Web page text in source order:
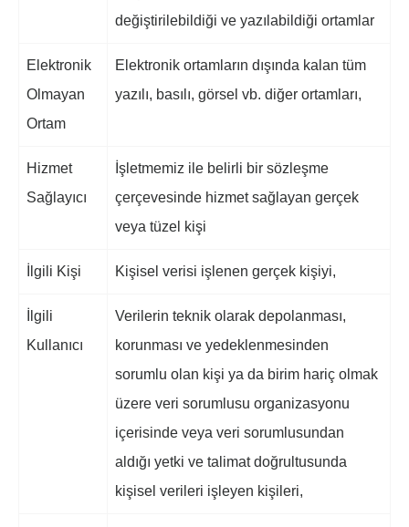
değiştirilebildiği ve yazılabildiği ortamlar
Elektronik
Olmayan
Ortam
Elektronik ortamların dışında kalan tüm
yazılı, basılı, görsel vb. diğer ortamları,
Hizmet
Sağlayıcı
İşletmemiz ile belirli bir sözleşme
çerçevesinde hizmet sağlayan gerçek
veya tüzel kişi
İlgili Kişi Kişisel verisi işlenen gerçek kişiyi,
İlgili
Kullanıcı
Verilerin teknik olarak depolanması,
korunması ve yedeklenmesinden
sorumlu olan kişi ya da birim hariç olmak
üzere veri sorumlusu organizasyonu
içerisinde veya veri sorumlusundan
aldığı yetki ve talimat doğrultusunda
kişisel verileri işleyen kişileri,